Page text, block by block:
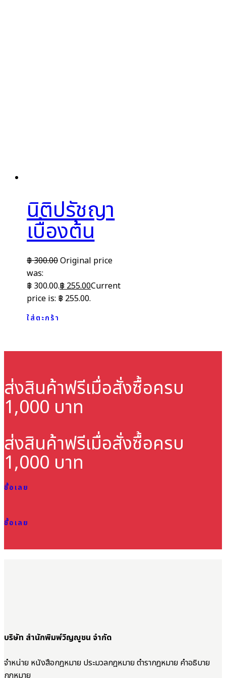
นิติปรัชญา
เบื้องต้น
฿300.00Original price
was:
฿ 300.00.฿ 255.00Current
price is: ฿ 255.00.
ใส่ตะกร้า
ส่งสินค้าฟรีเมื่อสั่งซื้อครบ
1,000 บาท
ส่งสินค้าฟรีเมื่อสั่งซื้อครบ
1,000 บาท
ซื้อเลย
ซื้อเลย
บริษัท สำนักพิมพ์วิญญูชน จำกัด
จำหน่าย หนังสือกฎหมาย ประมวลกฎหมาย ตำรากฎหมาย คำอธิบาย